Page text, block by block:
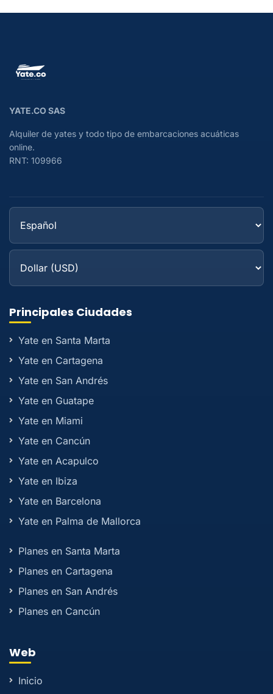
YATE.CO SAS
Alquiler de yates y todo tipo de embarcaciones acuáticas
online.
RNT: 109966
Principales Ciudades
Yate en Santa Marta
Yate en Cartagena
Yate en San Andrés
Yate en Guatape
Yate en Miami
Yate en Cancún
Yate en Acapulco
Yate en Ibiza
Yate en Barcelona
Yate en Palma de Mallorca
Planes en Santa Marta
Planes en Cartagena
Planes en San Andrés
Planes en Cancún
Web
Inicio